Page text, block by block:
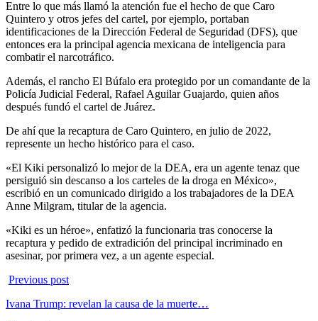
Entre lo que más llamó la atención fue el hecho de que Caro
Quintero y otros jefes del cartel, por ejemplo, portaban
identificaciones de la Dirección Federal de Seguridad (DFS), que
entonces era la principal agencia mexicana de inteligencia para
combatir el narcotráfico.
Además, el rancho El Búfalo era protegido por un comandante de la
Policía Judicial Federal, Rafael Aguilar Guajardo, quien años
después fundó el cartel de Juárez.
De ahí que la recaptura de Caro Quintero, en julio de 2022,
represente un hecho histórico para el caso.
«El Kiki personalizó lo mejor de la DEA, era un agente tenaz que
persiguió sin descanso a los carteles de la droga en México»,
escribió en un comunicado dirigido a los trabajadores de la DEA
Anne Milgram, titular de la agencia.
«Kiki es un héroe», enfatizó la funcionaria tras conocerse la
recaptura y pedido de extradición del principal incriminado en
asesinar, por primera vez, a un agente especial.
Previous post
Ivana Trump: revelan la causa de la muerte…